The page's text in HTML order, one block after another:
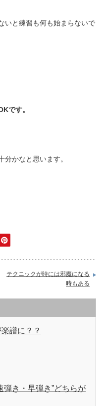
いと練習も何も始まらないで
です。
かなと思います。
テクニックが時には邪魔になる
時もある
譜に？？
弾き・早弾き”どちらが